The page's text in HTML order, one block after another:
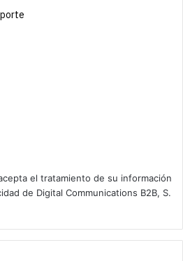
el tratamiento de su información
de Digital Communications B2B, S.